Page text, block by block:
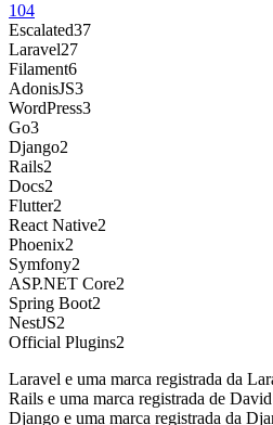
104
Escalated37
Laravel27
Filament6
AdonisJS3
WordPress3
Go3
Django2
Rails2
Docs2
Flutter2
React Native2
Phoenix2
Symfony2
ASP.NET Core2
Spring Boot2
NestJS2
Official Plugins2
Laravel e uma marca registrada da
Rails e uma marca registrada de
Django e uma marca registrada da